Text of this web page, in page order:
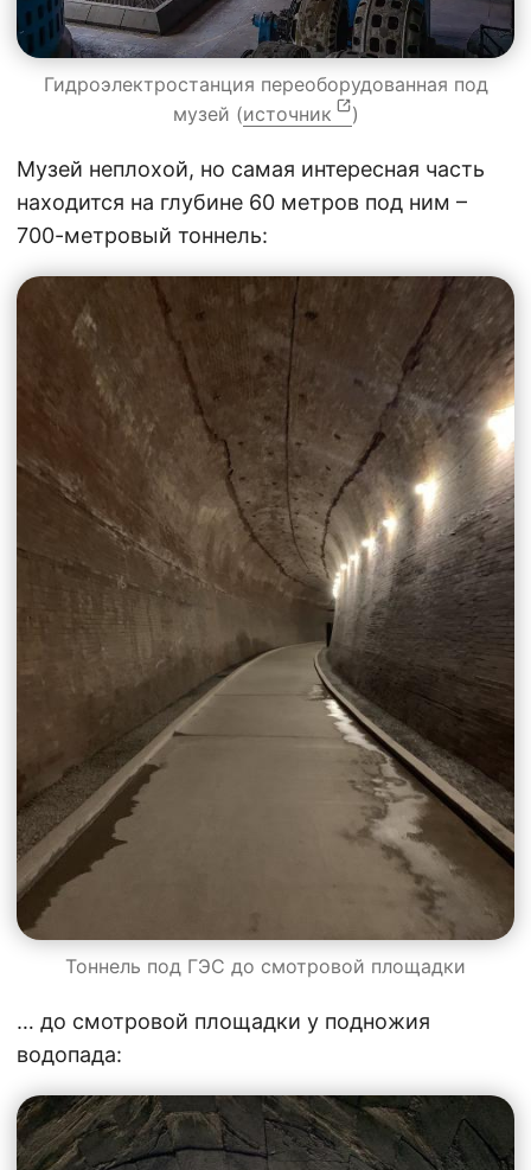
Гидроэлектростанция переоборудованная под
музей (источник )
Музей неплохой, но самая интересная часть
находится на глубине 60 метров под ним –
700-метровый тоннель:
Тоннель под ГЭС до смотровой площадки
… до смотровой площадки у подножия
водопада: